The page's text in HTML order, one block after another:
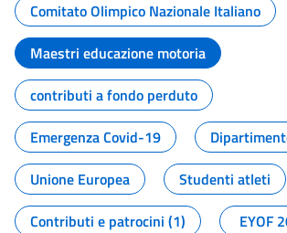
Comitato Olimpico Nazionale Italiano
Maestri educazione motoria
contributi a fondo perduto
Emergenza Covid-19
Unione Europea
Studenti atleti
Contributi e patrocini (1)
EYOF